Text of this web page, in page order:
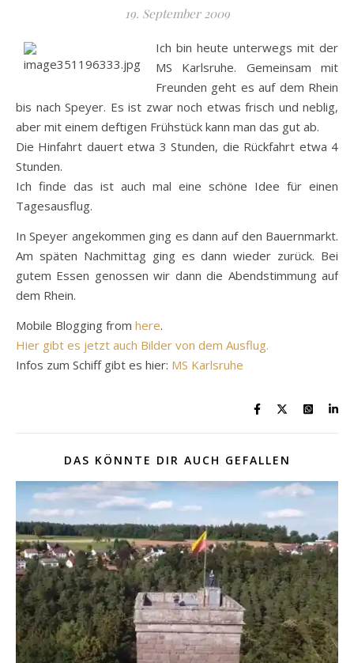
19. September 2009
Ich bin heute unterwegs mit der
MS Karlsruhe. Gemeinsam mit
Freunden geht es auf dem Rhein
bis nach Speyer. Es ist zwar noch etwas frisch und neblig,
aber mit einem deftigen Frühstück kann man das gut ab.
Die Hinfahrt dauert etwa 3 Stunden, die Rückfahrt etwa 4
Stunden.
Ich finde das ist auch mal eine schöne Idee für einen
Tagesausflug.
In Speyer angekommen ging es dann auf den Bauernmarkt.
Am späten Nachmittag ging es dann wieder zurück. Bei
gutem Essen genossen wir dann die Abendstimmung auf
dem Rhein.
Mobile Blogging from here.
Hier gibt es jetzt auch Bilder von dem Ausflug.
Infos zum Schiff gibt es hier: MS Karlsruhe
DAS KÖNNTE DIR AUCH GEFALLEN